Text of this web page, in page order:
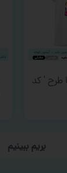
‘ کد
بریم ببینیم